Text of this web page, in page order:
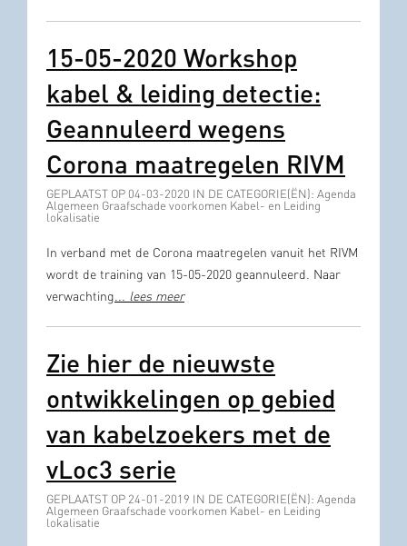
15-05-2020 Workshop
kabel & leiding detectie:
Geannuleerd wegens
Corona maatregelen RIVM
GEPLAATST OP 04-03-2020 IN DE CATEGORIE(ËN): Agenda
Algemeen Graafschade voorkomen Kabel- en Leiding
lokalisatie
In verband met de Corona maatregelen vanuit het RIVM
wordt de training van 15-05-2020 geannuleerd. Naar
verwachting... lees meer
Zie hier de nieuwste
ontwikkelingen op gebied
van kabelzoekers met de
vLoc3 serie
GEPLAATST OP 24-01-2019 IN DE CATEGORIE(ËN): Agenda
Algemeen Graafschade voorkomen Kabel- en Leiding
lokalisatie